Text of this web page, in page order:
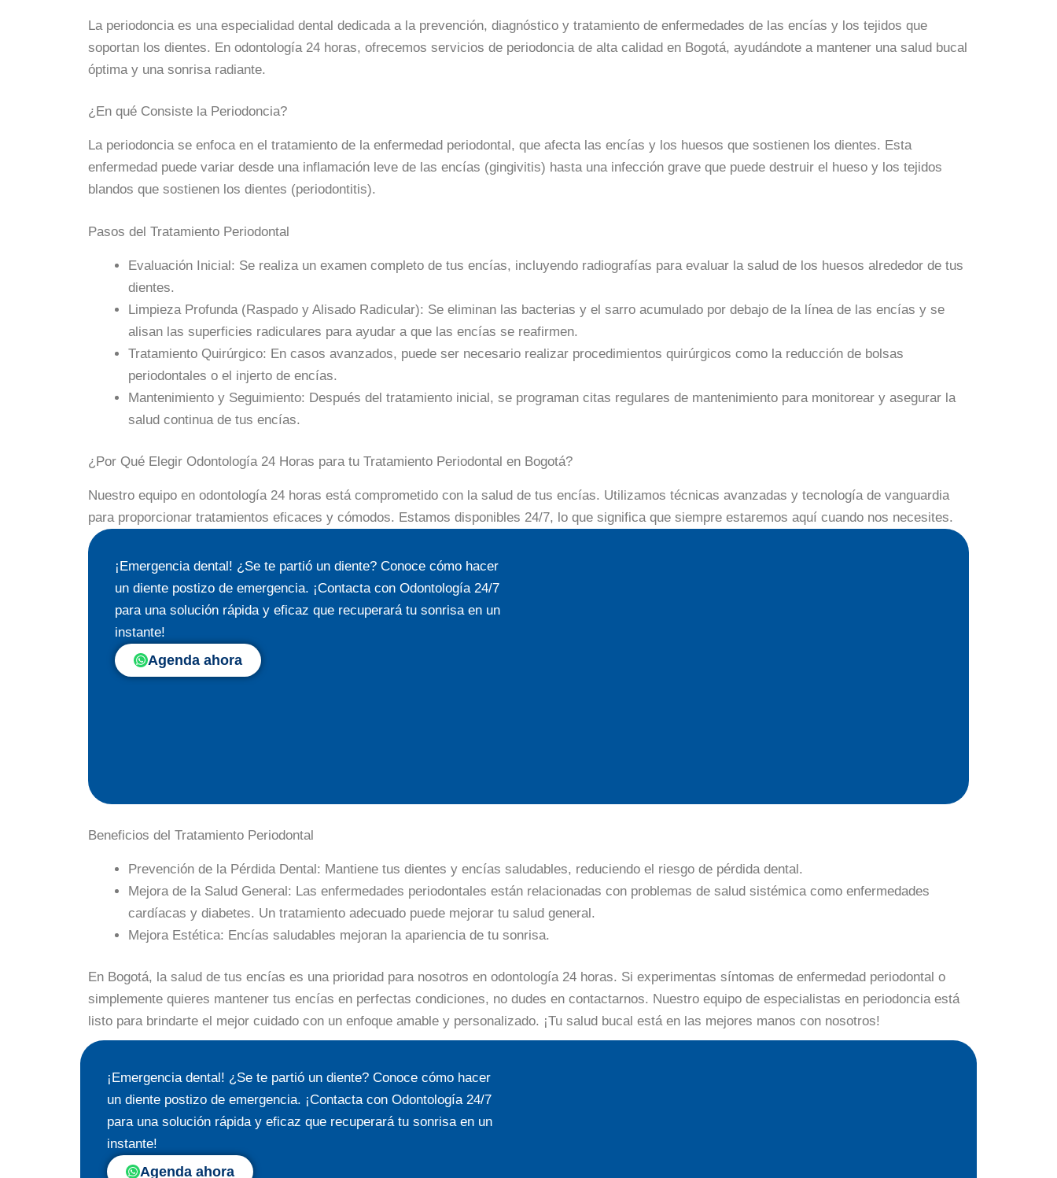
La periodoncia es una especialidad dental dedicada a la prevención, diagnóstico y tratamiento de enfermedades de las encías y los tejidos que
soportan los dientes. En odontología 24 horas, ofrecemos servicios de periodoncia de alta calidad en Bogotá, ayudándote a mantener una salud bucal
óptima y una sonrisa radiante.
¿En qué Consiste la Periodoncia?
La periodoncia se enfoca en el tratamiento de la enfermedad periodontal, que afecta las encías y los huesos que sostienen los dientes. Esta
enfermedad puede variar desde una inflamación leve de las encías (gingivitis) hasta una infección grave que puede destruir el hueso y los tejidos
blandos que sostienen los dientes (periodontitis).
Pasos del Tratamiento Periodontal
Evaluación Inicial: Se realiza un examen completo de tus encías, incluyendo radiografías para evaluar la salud de los huesos alrededor de tus
dientes.
Limpieza Profunda (Raspado y Alisado Radicular): Se eliminan las bacterias y el sarro acumulado por debajo de la línea de las encías y se
alisan las superficies radiculares para ayudar a que las encías se reafirmen.
Tratamiento Quirúrgico: En casos avanzados, puede ser necesario realizar procedimientos quirúrgicos como la reducción de bolsas
periodontales o el injerto de encías.
Mantenimiento y Seguimiento: Después del tratamiento inicial, se programan citas regulares de mantenimiento para monitorear y asegurar la
salud continua de tus encías.
¿Por Qué Elegir Odontología 24 Horas para tu Tratamiento Periodontal en Bogotá?
Nuestro equipo en odontología 24 horas está comprometido con la salud de tus encías. Utilizamos técnicas avanzadas y tecnología de vanguardia
para proporcionar tratamientos eficaces y cómodos. Estamos disponibles 24/7, lo que significa que siempre estaremos aquí cuando nos necesites.
¡Emergencia dental! ¿Se te partió un diente? Conoce cómo hacer
un diente postizo de emergencia. ¡Contacta con Odontología 24/7
para una solución rápida y eficaz que recuperará tu sonrisa en un
instante!
Agenda ahora
Beneficios del Tratamiento Periodontal
Prevención de la Pérdida Dental: Mantiene tus dientes y encías saludables, reduciendo el riesgo de pérdida dental.
Mejora de la Salud General: Las enfermedades periodontales están relacionadas con problemas de salud sistémica como enfermedades
cardíacas y diabetes. Un tratamiento adecuado puede mejorar tu salud general.
Mejora Estética: Encías saludables mejoran la apariencia de tu sonrisa.
En Bogotá, la salud de tus encías es una prioridad para nosotros en odontología 24 horas. Si experimentas síntomas de enfermedad periodontal o
simplemente quieres mantener tus encías en perfectas condiciones, no dudes en contactarnos. Nuestro equipo de especialistas en periodoncia está
listo para brindarte el mejor cuidado con un enfoque amable y personalizado. ¡Tu salud bucal está en las mejores manos con nosotros!
¡Emergencia dental! ¿Se te partió un diente? Conoce cómo hacer
un diente postizo de emergencia. ¡Contacta con Odontología 24/7
para una solución rápida y eficaz que recuperará tu sonrisa en un
instante!
Agenda ahora